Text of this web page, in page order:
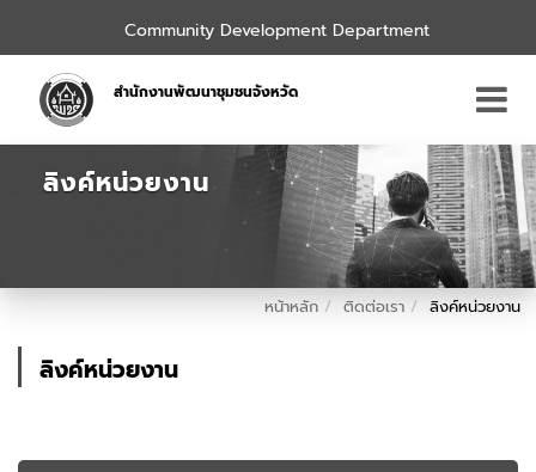
Community Development Department
สำนักงานพัฒนาชุมชนจังหวัด
ลิงค์หน่วยงาน
หน้าหลัก ติดต่อเรา ลิงค์หน่วยงาน
ลิงค์หน่วยงาน